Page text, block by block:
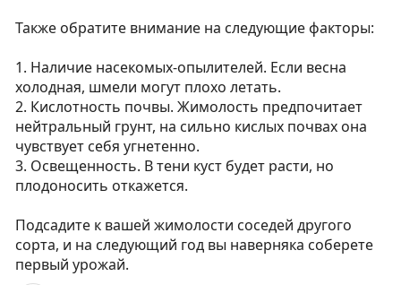
Также обратите внимание на следующие факторы:
1. Наличие насекомых-опылителей. Если весна
холодная, шмели могут плохо летать.
2. Кислотность почвы. Жимолость предпочитает
нейтральный грунт, на сильно кислых почвах она
чувствует себя угнетенно.
3. Освещенность. В тени куст будет расти, но
плодоносить откажется.
Подсадите к вашей жимолости соседей другого
сорта, и на следующий год вы наверняка соберете
первый урожай.